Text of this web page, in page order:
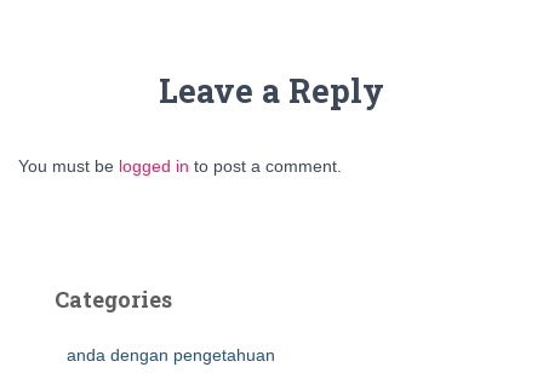
Leave a Reply
You must be logged in to post a comment.
Categories
anda dengan pengetahuan